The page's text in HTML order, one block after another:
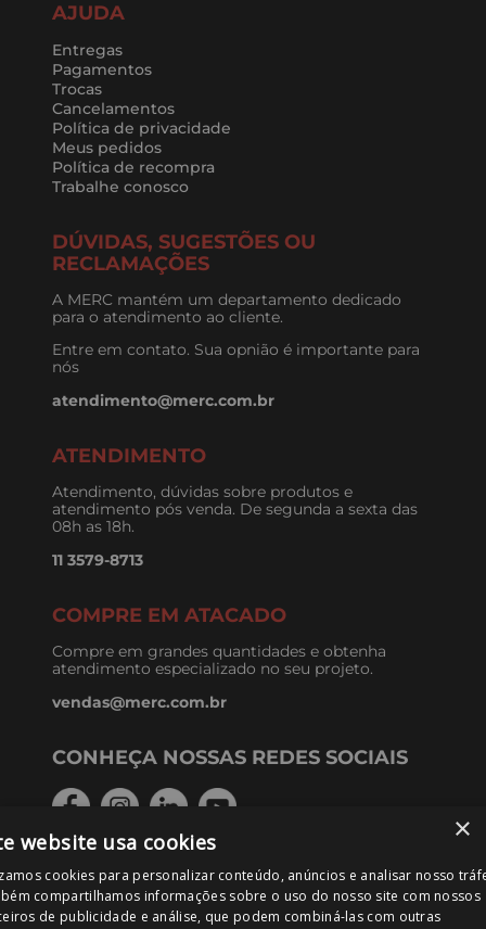
AJUDA
Entregas
Pagamentos
Trocas
Cancelamentos
Política de privacidade
Meus pedidos
Política de recompra
Trabalhe conosco
DÚVIDAS, SUGESTÕES OU
RECLAMAÇÕES
A MERC mantém um departamento dedicado
para o atendimento ao cliente.
Entre em contato. Sua opnião é importante para
nós
atendimento@merc.com.br
ATENDIMENTO
Atendimento, dúvidas sobre produtos e
atendimento pós venda. De segunda a sexta das
08h as 18h.
11 3579-8713
COMPRE EM ATACADO
Compre em grandes quantidades e obtenha
atendimento especializado no seu projeto.
vendas@merc.com.br
CONHEÇA NOSSAS REDES SOCIAIS
FORMAS DE PAGAMENTO
×
website usa cookies
cookies para personalizar conteúdo, anúncios e analisar nosso
compartilhamos informações sobre o uso do nosso site com nossos
de publicidade e análise, que podem combiná-las com outras